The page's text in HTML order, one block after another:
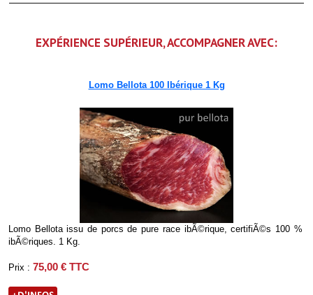
EXPÉRIENCE SUPÉRIEUR, ACCOMPAGNER AVEC:
Lomo Bellota 100 Ibérique 1 Kg
Lomo Bellota issu de porcs de pure race ibÃ©rique, certifiÃ©s 100 %
ibÃ©riques. 1 Kg.
Prix : 75,00 € TTC